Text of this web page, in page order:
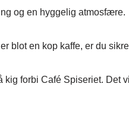
og en hyggelig atmosfære.
blot en kop kaffe, er du
forbi Café Spiseriet. Det